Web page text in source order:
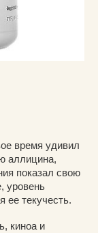
время удивил
аллицина,
показал свою
уровень
ее текучесть.
киноа и